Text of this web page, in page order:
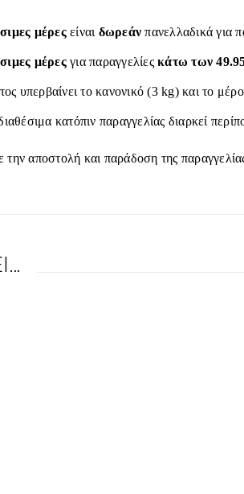
μέρεςείναι δωρεάν πανελλαδικά για
μέρεςγια παραγγελίεςκάτω των
υπερβαίνει το κανονικό (3 kg) και το
κατόπιν παραγγελίας διαρκεί
την αποστολή και παράδοση της